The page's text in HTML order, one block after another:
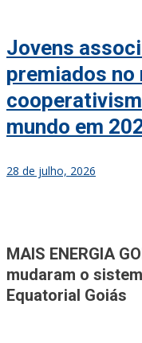
Jovens
premiados no
mundo em
28 de julho, 2026
Jornal mais completo de
Região
MAIS ENERGIA
mudaram o
Equatorial Goiás